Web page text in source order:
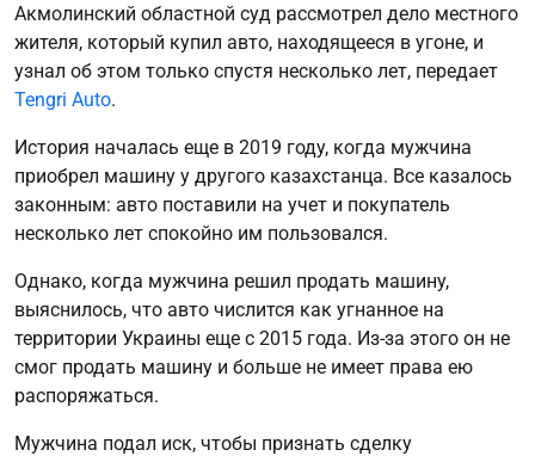
Акмолинский областной суд рассмотрел дело местного
жителя, который купил авто, находящееся в угоне, и
узнал об этом только спустя несколько лет, передает
Tengri Auto.
История началась еще в 2019 году, когда мужчина
приобрел машину у другого казахстанца. Все казалось
законным: авто поставили на учет и покупатель
несколько лет спокойно им пользовался.
Однако, когда мужчина решил продать машину,
выяснилось, что авто числится как угнанное на
территории Украины еще с 2015 года. Из-за этого он не
смог продать машину и больше не имеет права ею
распоряжаться.
Мужчина подал иск, чтобы признать сделку